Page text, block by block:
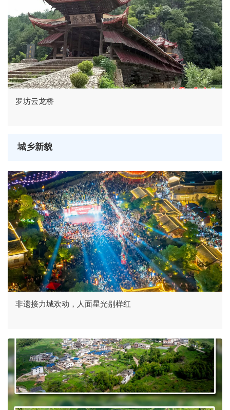
罗坊云龙桥
城乡新貌
非遗接力城欢动，人面星光别样红